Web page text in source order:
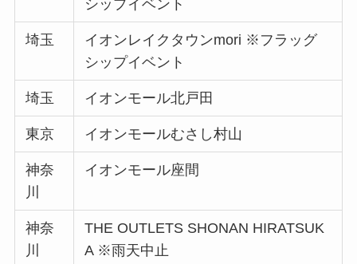
シップイベント
埼玉
イオンレイクタウンmori ※フラッグ
シップイベント
埼玉 イオンモール北戸田
東京 イオンモールむさし村山
神奈
川
イオンモール座間
神奈
川
THE OUTLETS SHONAN HIRATSUK
A ※雨天中止